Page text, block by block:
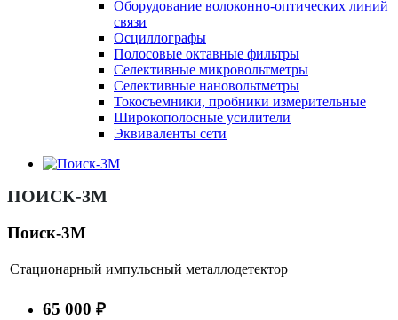
Оборудование волоконно-оптических линий
связи
Осциллографы
Полосовые октавные фильтры
Селективные микровольтметры
Селективные нановольтметры
Токосъемники, пробники измерительные
Широкополосные усилители
Эквиваленты сети
ПОИСК-3М
Поиск-3М
Стационарный импульсный металлодетектор
65 000 ₽